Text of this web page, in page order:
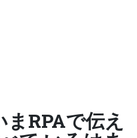
RPAで伝え